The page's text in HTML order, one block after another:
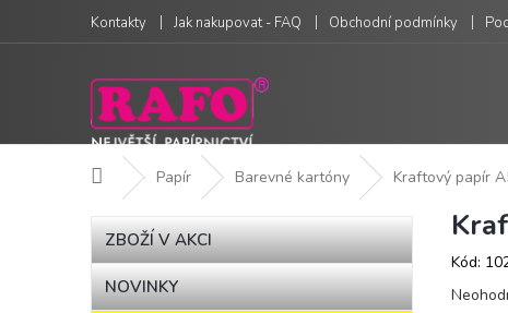
obsah
Kontakty Jak nakupovat - FAQ Obchodní podmínky
Domů Papír Barevné kartóny Kraftový papír
P
o
s
t
Přeskočit
kategorie
ZBOŽÍ V AKCI
NOVINKY
Kód: